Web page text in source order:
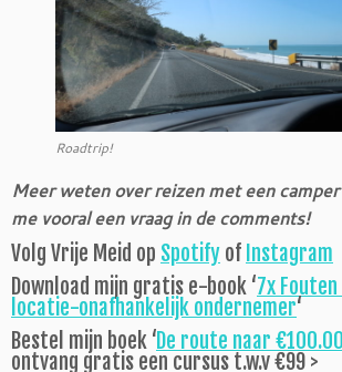
Roadtrip!
Meer weten over reizen met een
me vooral een vraag in de comments!
Volg Vrije Meid op Spotify of Instagram
Download mijn gratis e-book ‘7x
locatie-onafhankelijk ondernemer‘
Bestel mijn boek ‘De route naar
ontvang gratis een cursus t.w.v €99 >